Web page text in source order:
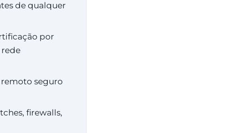
de qualquer
por
seguro
firewalls,